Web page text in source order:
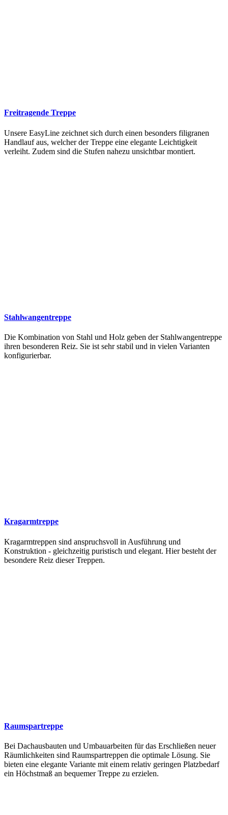
Freitragende Treppe
Unsere EasyLine zeichnet sich durch einen besonders filigranen
Handlauf aus, welcher der Treppe eine elegante Leichtigkeit
verleiht. Zudem sind die Stufen nahezu unsichtbar montiert.
Stahlwangentreppe
Die Kombination von Stahl und Holz geben der Stahlwangentreppe
ihren besonderen Reiz. Sie ist sehr stabil und in vielen Varianten
konfigurierbar.
Kragarmtreppe
Kragarmtreppen sind anspruchsvoll in Ausführung und
Konstruktion - gleichzeitig puristisch und elegant. Hier besteht der
besondere Reiz dieser Treppen.
Raumspartreppe
Bei Dachausbauten und Umbauarbeiten für das Erschließen neuer
Räumlichkeiten sind Raumspartreppen die optimale Lösung. Sie
bieten eine elegante Variante mit einem relativ geringen Platzbedarf
ein Höchstmaß an bequemer Treppe zu erzielen.